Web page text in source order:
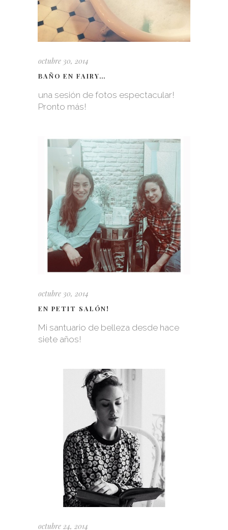
octubre 30, 2014
BAÑO EN FAIRY…
una sesión de fotos espectacular!
Pronto más!
octubre 30, 2014
EN PETIT SALÓN!
Mi santuario de belleza desde hace
siete años!
octubre 24, 2014